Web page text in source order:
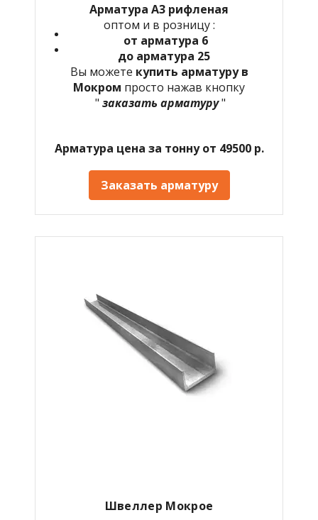
Арматура А3 рифленая
оптом и в розницу :
от арматура 6
до арматура 25
Вы можете купить арматуру в
Мокром просто нажав кнопку
" заказать арматуру"
Арматура цена за тонну от 49500 р.
Заказать арматуру
Швеллер Мокрое